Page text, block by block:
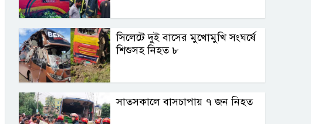
সিলেটে দুই বাসের মুখোমুখি সংঘর্ষে
শিশুসহ নিহত ৮
সাতসকালে বাসচাপায় ৭ জন নিহত